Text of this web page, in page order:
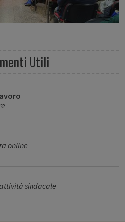
Utili
online
sindacale